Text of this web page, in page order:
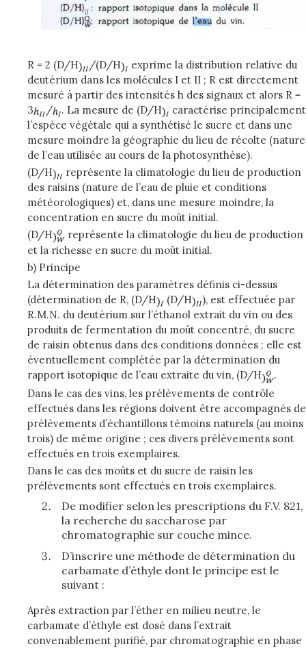
R = 2 (D/H /(D/H
exprime la distribution relative du
deutérium dans les molécules I et II ; R est directement
mesuré à partir des intensités h des signaux et alors R =
3
/ . La mesure de (D/H
caractérise principalement
l’espèce végétale qui a synthétisé le sucre et dans une
mesure moindre la géographie du lieu de récolte (nature
de l’eau utilisée au cours de la photosynthèse).
(D/H
représente la climatologie du lieu de production
des raisins (nature de l’eau de pluie et conditions
météorologiques) et, dans une mesure moindre, la
concentration en sucre du moût initial.
(D/H
représente la climatologie du lieu de production
et la richesse en sucre du moût initial.
b) Principe
La détermination des paramètres définis ci-dessus
(détermination de R, (D/H
(D/H
), est effectuée par
R.M.N. du deutérium sur l’éthanol extrait du vin ou des
produits de fermentation du moût concentré, du sucre
de raisin obtenus dans des conditions données ; elle est
éventuellement complétée par la détermination du
rapport isotopique de l’eau extraite du vin, (D/H
.
Dans le cas des vins, les prélèvements de contrôle
effectués dans les régions doivent être accompagnés de
prélèvements d’échantillons témoins naturels (au moins
trois) de même origine ; ces divers prélèvements sont
effectués en trois exemplaires.
Dans le cas des moûts et du sucre de raisin les
prélèvements sont effectués en trois exemplaires.
De modifier selon les prescriptions du F.V. 821,
la recherche du saccharose par
chromatographie sur couche mince.
D’inscrire une méthode de détermination du
carbamate d’éthyle dont le principe est le
suivant :
Après extraction par l’éther en milieu neutre, le
carbamate d’éthyle est dosé dans l’extrait
convenablement purifié, par chromatographie en phase